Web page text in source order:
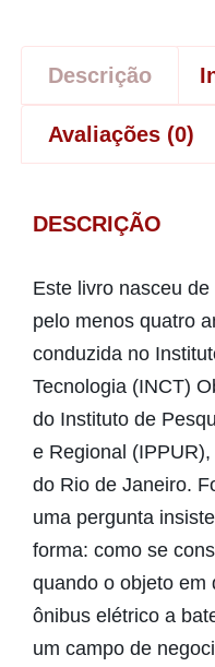
Descrição
Avaliações (0)
DESCRIÇÃO
Este livro nasceu
pelo menos quatro
conduzida no
Tecnologia (INCT)
do Instituto de
e Regional
do Rio de Janeiro.
uma pergunta
forma: como se
quando o objeto em
ônibus elétrico a
um campo de